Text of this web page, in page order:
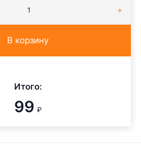
В корзину
Итого:
99 ₽